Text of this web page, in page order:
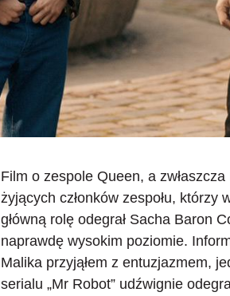
Film o zespole Queen, a
żyjących członków zespołu, którzy
główną rolę odegrał Sacha Baron
naprawdę wysokim poziomie.
Malika przyjąłem z entuzjazmem,
serialu „Mr Robot” udźwignie